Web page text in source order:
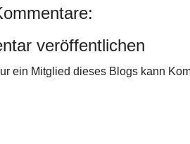
veröffentlichen
ein Mitglied dieses Blogs kann